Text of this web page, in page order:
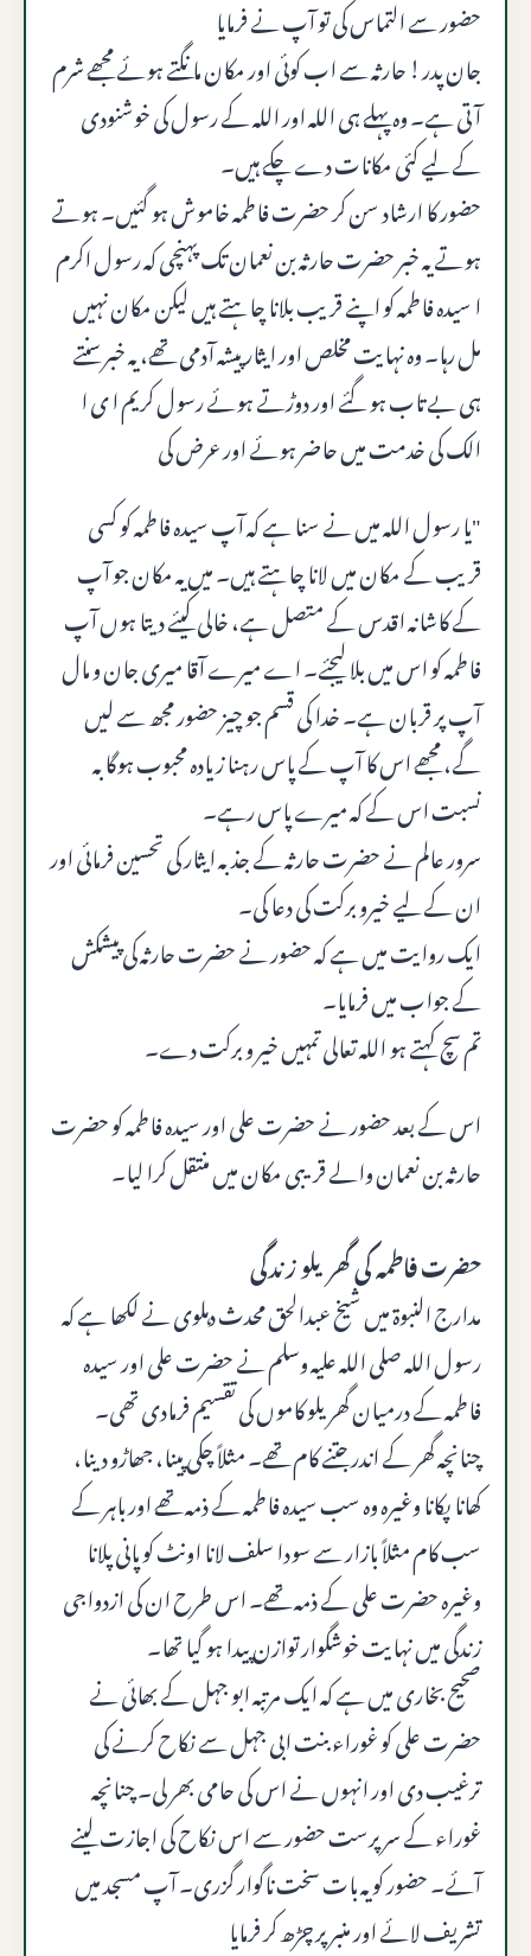
حضور سے التماس کی تو آپ نے فرمایا
جان پدر! حارثہ سے اب کوئی اور مکان مانگتے ہوئے مجھے شرم
آتی ہے۔ وہ پہلے ہی اللہ اور اللہ کے رسول کی خوشنودی
کے لیے کئی مکانات دے چکے ہیں۔
حضور کا ارشاد سن کر حضرت فاطمہ خاموش ہو گئیں۔ ہوتے
ہوتے یہ خبر حضرت حارثہ بن نعمان تک پہنچی کہ رسول اکرم
ا سیدہ فاطمہ کو اپنے قریب بلانا چاہتے ہیں لیکن مکان نہیں
مل رہا۔ وہ نہایت مخلص اور ایثار پیشہ آدمی تھے، یہ خبر سنتے
ہی بے تاب ہو گئے اور دوڑتے ہوئے رسول کریم ا ی ا
الک کی خدمت میں حاضر ہوئے اور عرض کی
"یا رسول اللہ میں نے سنا ہے کہ آپ سیدہ فاطمہ کو کسی
قریب کے مکان میں لانا چاہتے ہیں۔ میں یہ مکان جو آپ
کے کاشانہ اقدس کے متصل ہے، خالی کیئے دیتا ہوں آپ
فاطمہ کو اس میں بلا لیجئے۔ اے میرے آقا میری جان و مال
آپ پر قربان ہے۔ خدا کی قسم جو چیز حضور مجھ سے لیں
گے، مجھے اس کا آپ کے پاس رہنا زیادہ محبوب ہوگا بہ
نسبت اس کے کہ میرے پاس رہے۔
سرور عالم نے حضرت حارثہ کے جذبہ ایثار کی تحسین فرمائی اور
ان کے لیے خیرو برکت کی دعا کی۔
ایک روایت میں ہے کہ حضور نے حضرت حارثہ کی پیشکش
کے جواب میں فرمایا۔
تم سچ کہتے ہو اللہ تعالی تمہیں خیر و برکت دے۔
اس کے بعد حضور نے حضرت علی اور سیدہ فاطمہ کو حضرت
حارثہ بن نعمان والے قریبی مکان میں منتقل کرا لیا۔
حضرت فاطمہ کی گھریلو زندگی
مدارج النبوۃ میں شیخ عبدالحق محدث دہلوی نے لکھا ہے کہ
رسول اللہ صلى الله عليه وسلم نے حضرت علی اور سیدہ
فاطمہ کے درمیان گھریلو کاموں کی تقسیم فرمادی تھی۔
چنانچہ گھر کے اندر جتنے کام تھے۔ مثلاً چکی پینا، جھاڑو دینا،
کھانا پکانا وغیرہ وہ سب سیدہ فاطمہ کے ذمہ تھے اور باہر کے
سب کام مثلاً بازار سے سودا سلف لانا اونٹ کو پانی پلانا
وغیرہ حضرت علی کے ذمہ تھے۔ اس طرح ان کی ازدواجی
زندگی میں نہایت خوشگوار توازن پیدا ہو گیا تھا۔
صحیح بخاری میں ہے کہ ایک مرتبہ ابو جہل کے بھائی نے
حضرت علی کو غوراء بنت ابی جہل سے نکاح کرنے کی
ترغیب دی اور انہوں نے اس کی حامی بھر لی۔ چنانچہ
غوراء کے سرپرست حضور سے اس نکاح کی اجازت لینے
آئے۔ حضور کو یہ بات سخت ناگوار گزری۔ آپ مسجد میں
تشریف لائے اور منبر پر چڑھ کر فرمایا